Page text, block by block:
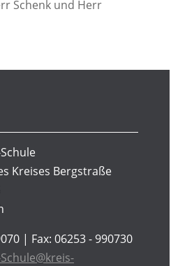
Schenk und Herr
Kreises Bergstraße
| Fax: 06253 - 990730